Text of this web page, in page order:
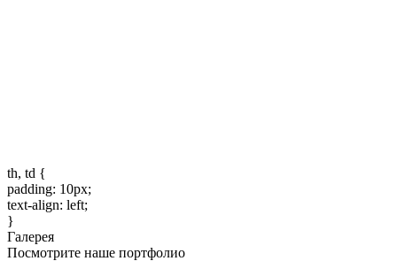
th, td {
padding: 10px;
text-align: left;
}
Галерея
Посмотрите наше портфолио